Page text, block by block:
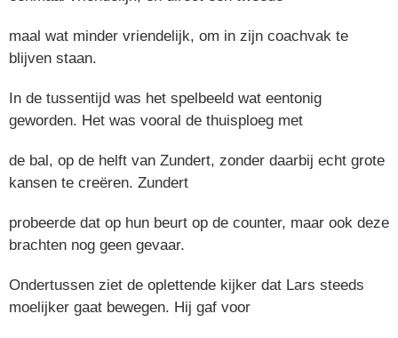
maal wat minder vriendelijk, om in zijn coachvak te
blijven staan.
In de tussentijd was het spelbeeld wat eentonig
geworden. Het was vooral de thuisploeg met
de bal, op de helft van Zundert, zonder daarbij echt grote
kansen te creëren. Zundert
probeerde dat op hun beurt op de counter, maar ook deze
brachten nog geen gevaar.
Ondertussen ziet de oplettende kijker dat Lars steeds
moelijker gaat bewegen. Hij gaf voor